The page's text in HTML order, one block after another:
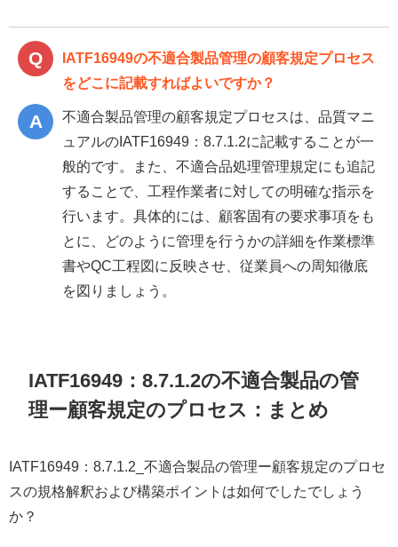
IATF16949の不適合製品管理の顧客規定プロセス
をどこに記載すればよいですか？
不適合製品管理の顧客規定プロセスは、品質マニ
ュアルのIATF16949：8.7.1.2に記載することが一
般的です。また、不適合品処理管理規定にも追記
することで、工程作業者に対しての明確な指示を
行います。具体的には、顧客固有の要求事項をも
とに、どのように管理を行うかの詳細を作業標準
書やQC工程図に反映させ、従業員への周知徹底
を図りましょう。
IATF16949：8.7.1.2の不適合製品の管
理ー顧客規定のプロセス：まとめ
IATF16949：8.7.1.2_不適合製品の管理ー顧客規定のプロセ
スの規格解釈および構築ポイントは如何でしたでしょう
か？